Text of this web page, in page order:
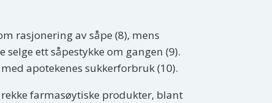
rasjonering av såpe (8), mens
ett såpestykke om gangen (9).
apotekenes sukkerforbruk (10).
farmasøytiske produkter, blant